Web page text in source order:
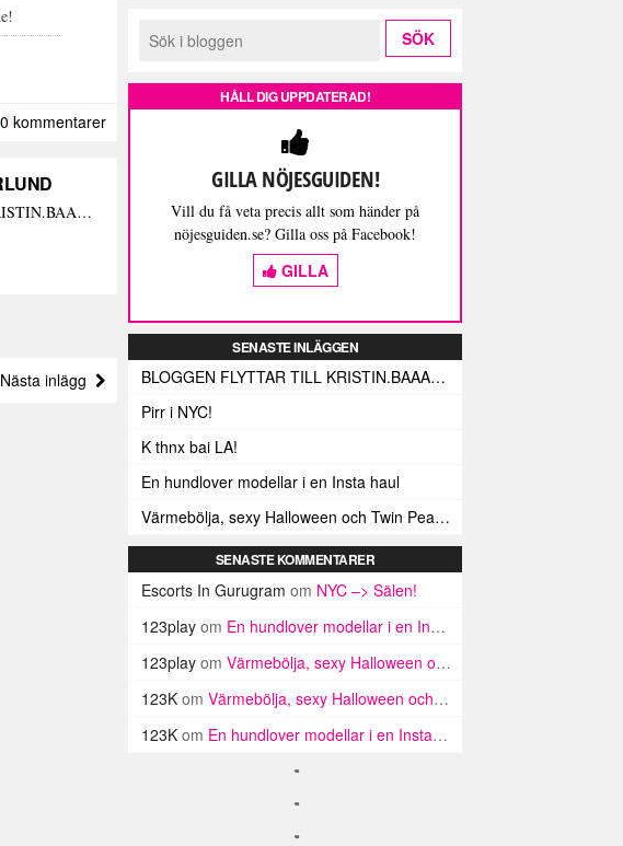
0 kommentarer
2 Nov | BLOGGEN FLYTTAR TILL KRISTIN.BAAAM.SE!
Nästa inlägg
HÅLL DIG UPPDATERAD!
GILLA NÖJESGUIDEN!
Vill du få veta precis allt som händer på
nöjesguiden.se? Gilla oss på Facebook!
GILLA
SENASTE INLÄGGEN
BLOGGEN FLYTTAR TILL KRISTIN.BAAAM.SE!
Pirr i NYC!
K thnx bai LA!
En hundlover modellar i en Insta haul
Värmebölja, sexy Halloween och Twin Peaks i LA!
SENASTE KOMMENTARER
Escorts In Gurugram om NYC –> Sälen!
123play om En hundlover modellar i en Insta haul
123play om Värmebölja, sexy Halloween och Twin Peaks i LA!
123K om Värmebölja, sexy Halloween och Twin Peaks i LA!
123K om En hundlover modellar i en Insta haul